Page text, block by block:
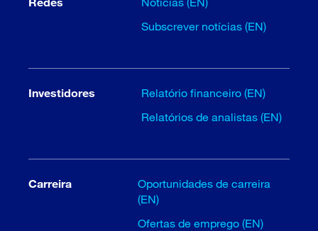
Subscrever notícias (EN)
Investidores
Relatório financeiro (EN)
Relatórios de analistas (EN)
Carreira
Oportunidades de carreira
(EN)
Ofertas de emprego (EN)